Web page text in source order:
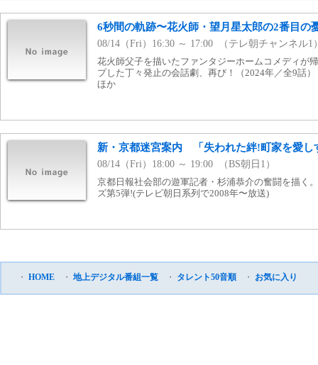
6秒間の軌跡〜花火師・望月星太郎の2番目の
08/14（Fri）16:30 ～ 17:00 （テレ朝チャンネル1
花火師父子を描いたファンタジーホームコメディが
プした丁々発止の会話劇、再び！（2024年／全9話
ほか
新・京都迷宮案内 「失われた絆!町家を愛し
08/14（Fri）18:00 ～ 19:00 （BS朝日1）
京都日報社会部の遊軍記者・杉浦恭介の奮闘を描く
ズ第5弾!(テレビ朝日系列で2008年〜放送)
・ HOME ・ 地上デジタル番組一覧 ・ タレント50音順 ・ お気に入り